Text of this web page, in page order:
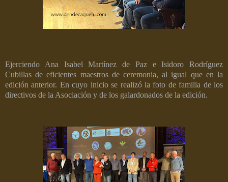
Ejerciendo Ana Isabel Martínez de Paz e Isidoro Rodríguez
Cubillas de eficientes maestros de ceremonia, al igual que en la
edición anterior. En cuyo inicio se realizó la foto de familia de los
directivos de la Asociación y de los galardonados de la edición.